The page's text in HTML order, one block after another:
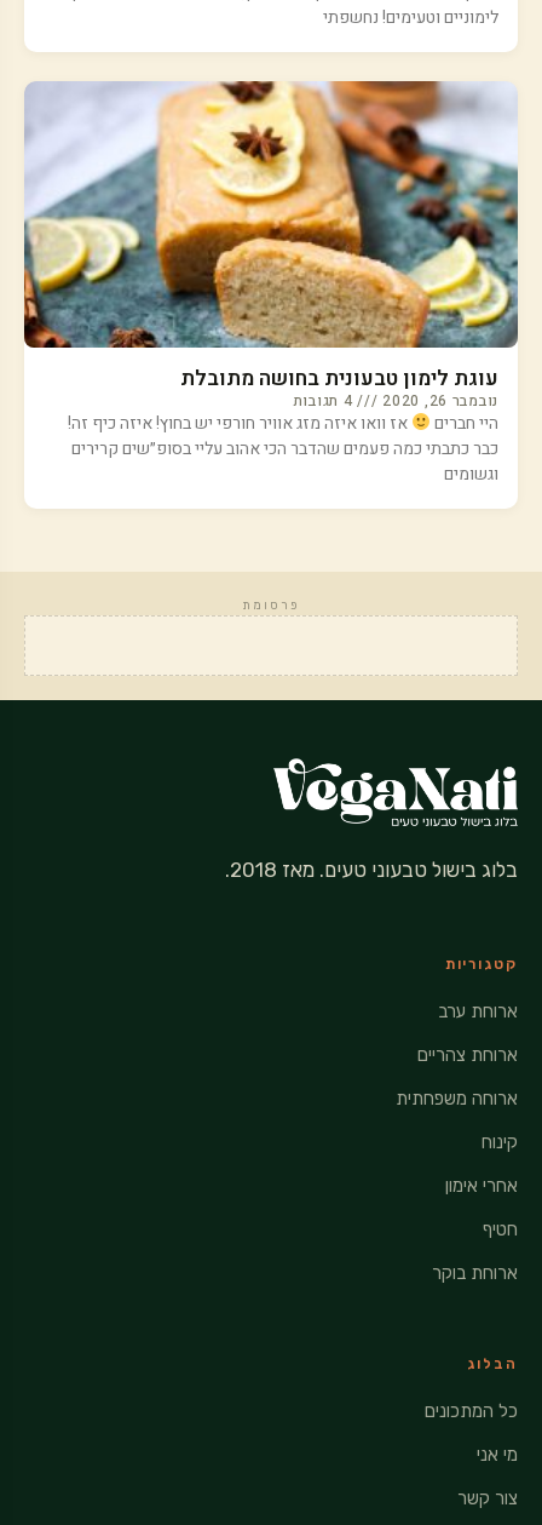
לימוניים וטעימים! נחשפתי
עוגת לימון טבעונית בחושה מתובלת
נובמבר 26, 2020 4 תגובות
היי חברים
אז וואו איזה מזג אוויר חורפי יש בחוץ! איזה כיף זה!
כבר כתבתי כמה פעמים שהדבר הכי אהוב עליי בסופ״שים קרירים
וגשומים
פרסומת
בלוג בישול טבעוני טעים. מאז 2018.
קטגוריות
ארוחת ערב
ארוחת צהריים
ארוחה משפחתית
קינוח
אחרי אימון
חטיף
ארוחת בוקר
הבלוג
כל המתכונים
מי אני
צור קשר